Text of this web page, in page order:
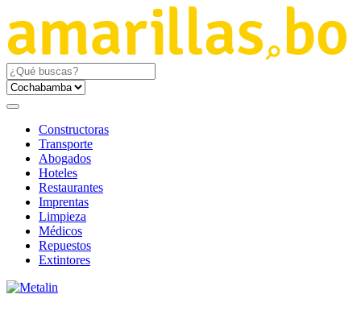
Constructoras
Transporte
Abogados
Hoteles
Restaurantes
Imprentas
Limpieza
Médicos
Repuestos
Extintores